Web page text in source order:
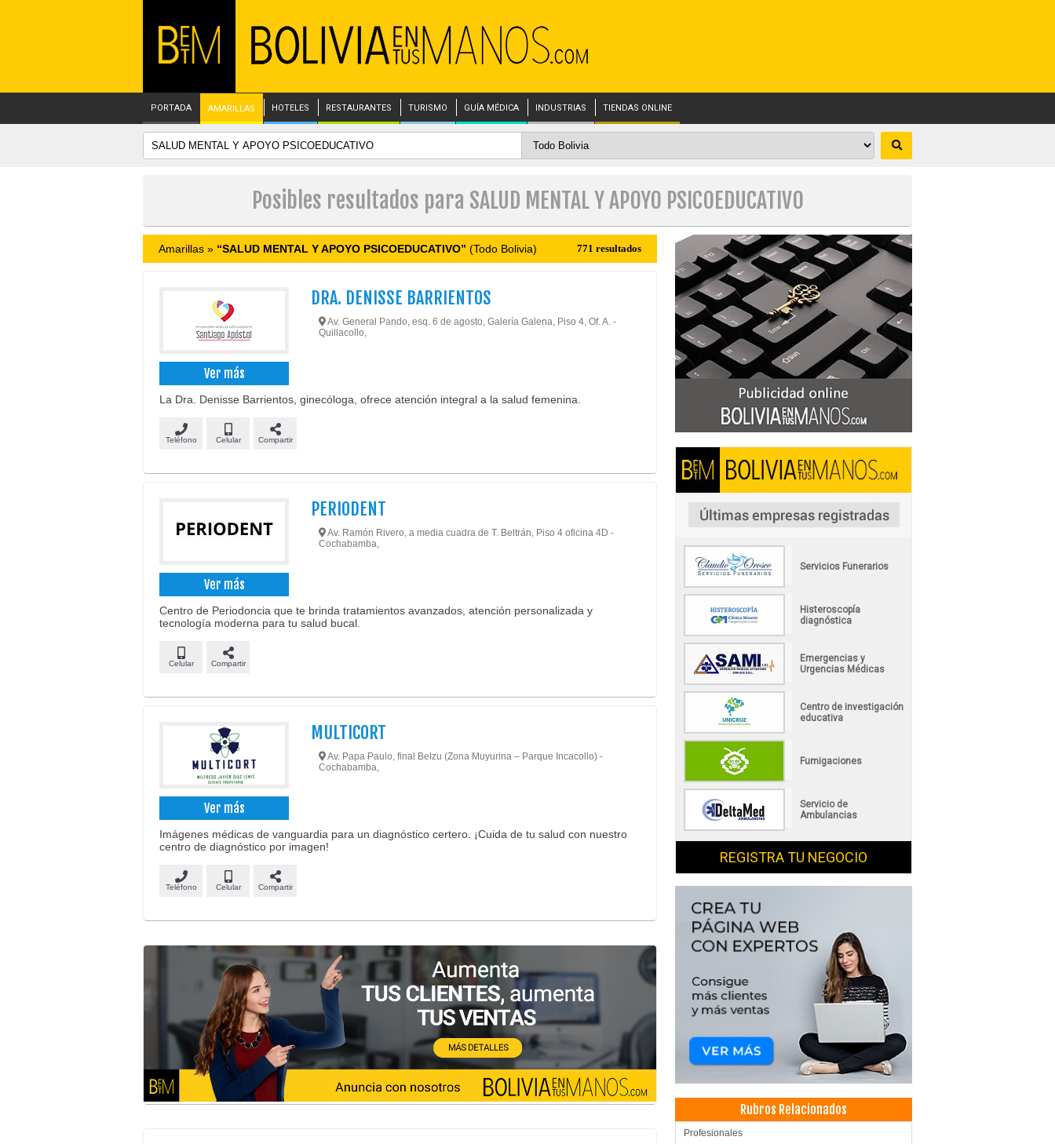
PORTADA AMARILLAS HOTELES RESTAURANTES TURISMO GUÍA MÉDICA INDUSTRIAS TIENDAS ONLINE
Posibles resultados para SALUD MENTAL Y APOYO PSICOEDUCATIVO
Amarillas » “SALUD MENTAL Y APOYO PSICOEDUCATIVO” (Todo Bolivia) 771 resultados
Ver más
DRA. DENISSE BARRIENTOS
Av. General Pando, esq. 6 de agosto, Galería Galena, Piso 4, Of. A. -
Quillacollo,
La Dra. Denisse Barrientos, ginecóloga, ofrece atención integral a la salud femenina.
Teléfono Celular Compartir
Ver más
PERIODENT
Av. Ramón Rivero, a media cuadra de T. Beltrán, Piso 4 oficina 4D -
Cochabamba,
Centro de Periodoncia que te brinda tratamientos avanzados, atención personalizada y
tecnología moderna para tu salud bucal.
Celular Compartir
Ver más
MULTICORT
Av. Papa Paulo, final Belzu (Zona Muyurina – Parque Incacollo) -
Cochabamba,
Imágenes médicas de vanguardia para un diagnóstico certero. ¡Cuida de tu salud con nuestro
centro de diagnóstico por imagen!
Teléfono Celular Compartir
Servicios Funerarios
Histeroscopía
diagnóstica
Emergencias y
Urgencias Médicas
Centro de investigación
educativa
Fumigaciones
Servicio de
Ambulancias
REGISTRA TU NEGOCIO
Rubros Relacionados
Profesionales